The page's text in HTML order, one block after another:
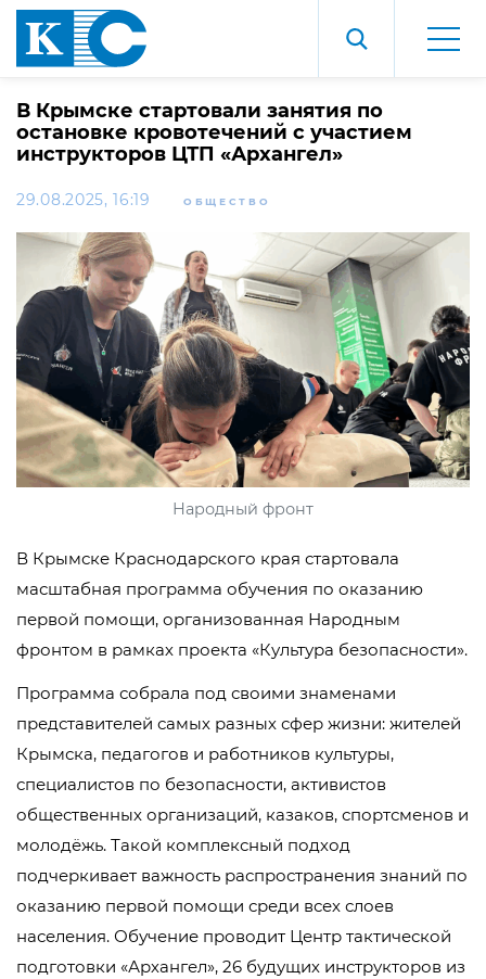
В Крымске стартовали занятия по
остановке кровотечений с участием
инструкторов ЦТП «Архангел»
29.08.2025, 16:19 ОБЩЕСТВО
Народный фронт
В Крымске Краснодарского края стартовала
масштабная программа обучения по оказанию
первой помощи, организованная Народным
фронтом в рамках проекта «Культура безопасности».
Программа собрала под своими знаменами
представителей самых разных сфер жизни: жителей
Крымска, педагогов и работников культуры,
специалистов по безопасности, активистов
общественных организаций, казаков, спортсменов и
молодёжь. Такой комплексный подход
подчеркивает важность распространения знаний по
оказанию первой помощи среди всех слоев
населения. Обучение проводит Центр тактической
подготовки «Архангел», 26 будущих инструкторов из